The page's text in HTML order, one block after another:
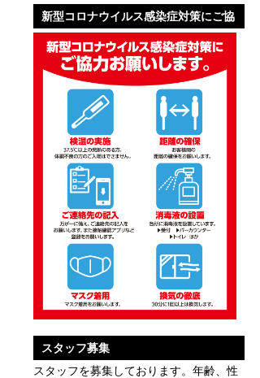
新型コロナウイルス感染症対策にご協
力お願いします。
スタッフ募集
スタッフを募集しております。年齢、性